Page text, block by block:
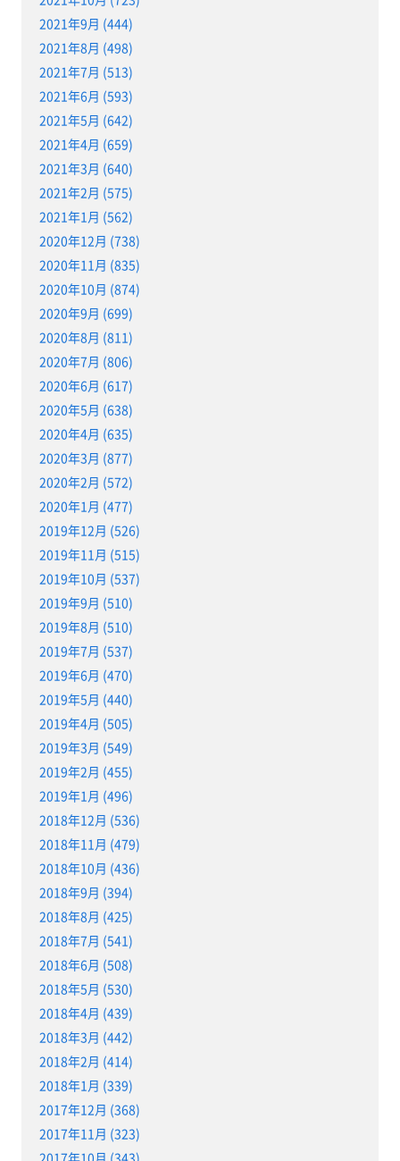
2021年9月 (444)
2021年8月 (498)
2021年7月 (513)
2021年6月 (593)
2021年5月 (642)
2021年4月 (659)
2021年3月 (640)
2021年2月 (575)
2021年1月 (562)
2020年12月 (738)
2020年11月 (835)
2020年10月 (874)
2020年9月 (699)
2020年8月 (811)
2020年7月 (806)
2020年6月 (617)
2020年5月 (638)
2020年4月 (635)
2020年3月 (877)
2020年2月 (572)
2020年1月 (477)
2019年12月 (526)
2019年11月 (515)
2019年10月 (537)
2019年9月 (510)
2019年8月 (510)
2019年7月 (537)
2019年6月 (470)
2019年5月 (440)
2019年4月 (505)
2019年3月 (549)
2019年2月 (455)
2019年1月 (496)
2018年12月 (536)
2018年11月 (479)
2018年10月 (436)
2018年9月 (394)
2018年8月 (425)
2018年7月 (541)
2018年6月 (508)
2018年5月 (530)
2018年4月 (439)
2018年3月 (442)
2018年2月 (414)
2018年1月 (339)
2017年12月 (368)
2017年11月 (323)